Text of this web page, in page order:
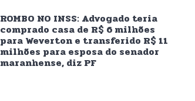
ROMBO NO INSS: Advogado teria
comprado casa de R$ 6 milhões
para Weverton e transferido R$ 11
milhões para esposa do senador
maranhense, diz PF